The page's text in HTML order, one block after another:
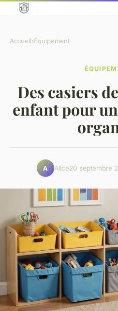
Accueil›Équipement
Des casiers
enfant pour
A Alice20 septembre